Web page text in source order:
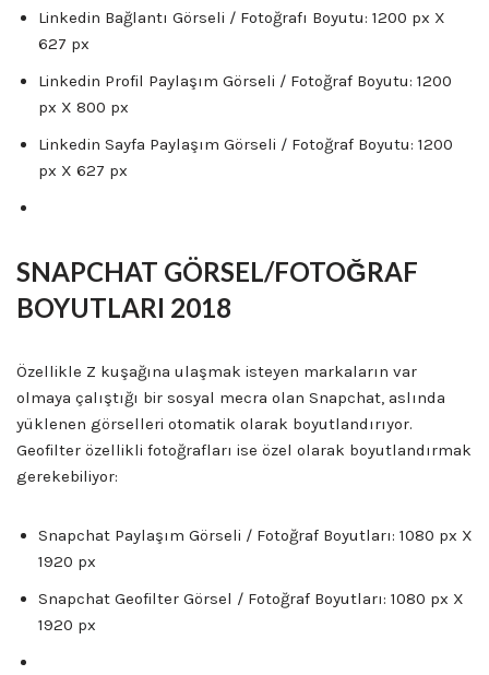
Linkedin Bağlantı Görseli / Fotoğrafı Boyutu: 1200 px X
627 px
Linkedin Profil Paylaşım Görseli / Fotoğraf Boyutu: 1200
px X 800 px
Linkedin Sayfa Paylaşım Görseli / Fotoğraf Boyutu: 1200
px X 627 px
SNAPCHAT GÖRSEL/FOTOĞRAF
BOYUTLARI 2018
Özellikle Z kuşağına ulaşmak isteyen markaların var
olmaya çalıştığı bir sosyal mecra olan Snapchat, aslında
yüklenen görselleri otomatik olarak boyutlandırıyor.
Geofilter özellikli fotoğrafları ise özel olarak boyutlandırmak
gerekebiliyor:
Snapchat Paylaşım Görseli / Fotoğraf Boyutları: 1080 px X
1920 px
Snapchat Geofilter Görsel / Fotoğraf Boyutları: 1080 px X
1920 px